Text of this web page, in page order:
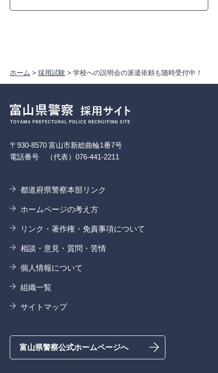
ホーム > 採用試験 > 学校への説明会の派遣依頼も随時受付中！
〒930-8570 富山市新総曲輪1番7号
電話番号 （代表）076-441-2211
都道府県警察本部リンク
ホームページの考え方
リンク・著作権・免責事項について
相談・意見・質問・苦情
個人情報について
組織一覧
サイトマップ
富山県警察公式ホームページへ